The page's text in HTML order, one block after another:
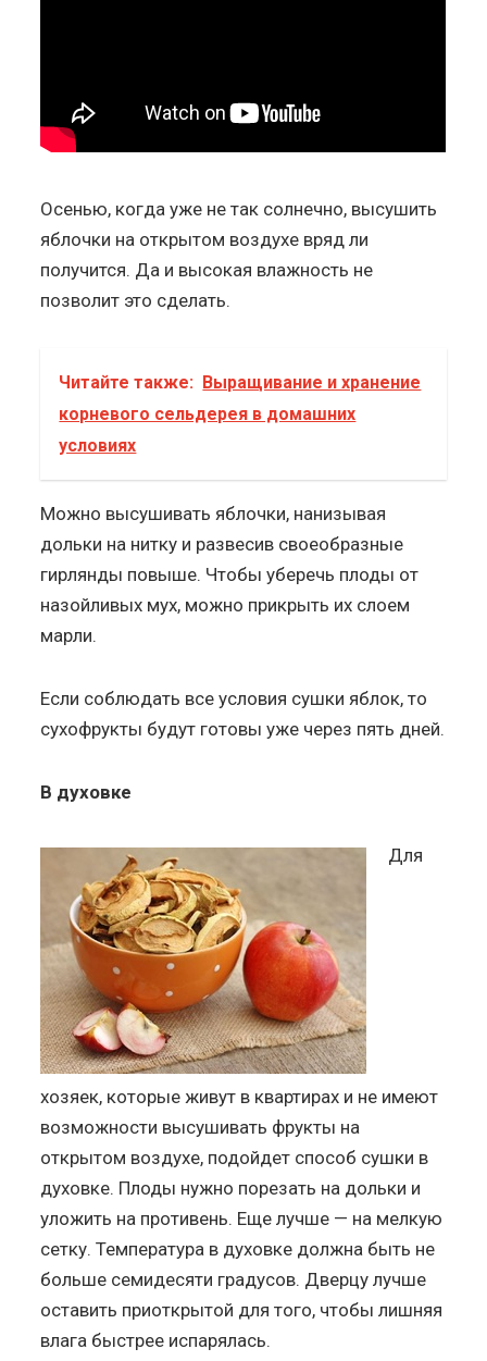
Осенью, когда уже не так солнечно, высушить
яблочки на открытом воздухе вряд ли
получится. Да и высокая влажность не
позволит это сделать.
Читайте также: Выращивание и хранение
корневого сельдерея в домашних
условиях
Можно высушивать яблочки, нанизывая
дольки на нитку и развесив своеобразные
гирлянды повыше. Чтобы уберечь плоды от
назойливых мух, можно прикрыть их слоем
марли.
Если соблюдать все условия сушки яблок, то
сухофрукты будут готовы уже через пять дней.
В духовке
Для
хозяек, которые живут в квартирах и не имеют
возможности высушивать фрукты на
открытом воздухе, подойдет способ сушки в
духовке. Плоды нужно порезать на дольки и
уложить на противень. Еще лучше — на мелкую
сетку. Температура в духовке должна быть не
больше семидесяти градусов. Дверцу лучше
оставить приоткрытой для того, чтобы лишняя
влага быстрее испарялась.